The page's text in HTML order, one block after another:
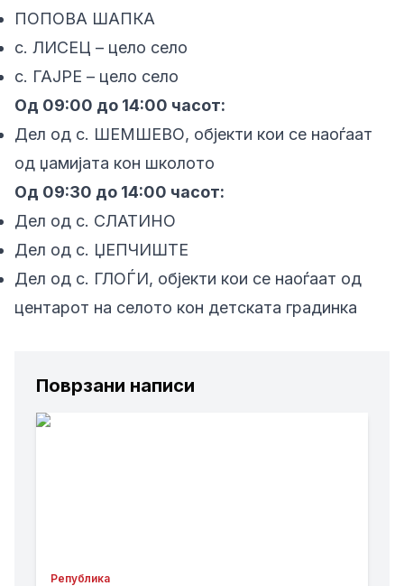
ПОПОВА ШАПКА
с. ЛИСЕЦ – цело село
с. ГАЈРЕ – цело село
Од 09:00 до 14:00 часот:
Дел од с. ШЕМШЕВО, објекти кои се наоѓаат
од џамијата кон школото
Од 09:30 до 14:00 часот:
Дел од с. СЛАТИНО
Дел од с. ЏЕПЧИШТЕ
Дел од с. ГЛОЃИ, објекти кои се наоѓаат од
центарот на селото кон детската градинка
Поврзани написи
Република